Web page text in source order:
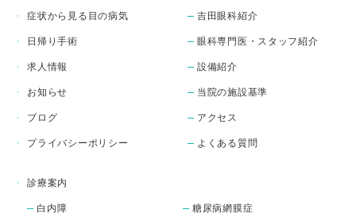
る最新の保存的治療まで、
患者様お一人おひとりの症
をご提案いたします。
※本剤の処方には医師によ
※自由診療（保険外診療）
説明いたします。
症状から見る目の病気
日帰り手術
求人情報
お知らせ
ブログ
プライバシーポリシー
吉田眼科紹介
眼科専門医・スタッフ紹介
設備紹介
当院の施設基準
アクセス
よくある質問
診療案内
白内障 糖尿病網膜症